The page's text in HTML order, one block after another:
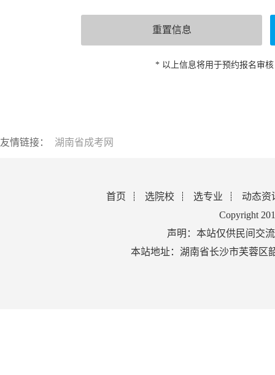
* 以上信息将用于预约报名审
友情链接： 湖南省成考网
首页 选院校 选专业
动态资
Copyright
声明：本站仅供民间交
本站地址：湖南省长沙市芙蓉区